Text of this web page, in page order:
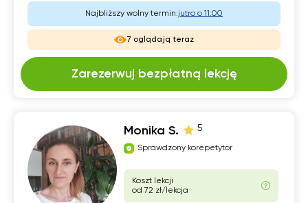
Najbliższy wolny termin:jutro o 11:00
7 oglądają teraz
Zarezerwuj bezpłatną lekcję
Monika S. 5
Sprawdzony korepetytor
Koszt lekcji
od 72 zł/lekcja